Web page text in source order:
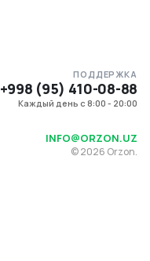
ПОДДЕРЖКА
+998 (95) 410-08-88
Каждый день с 8:00 - 20:00
INFO@ORZON.UZ
©2026 Orzon.